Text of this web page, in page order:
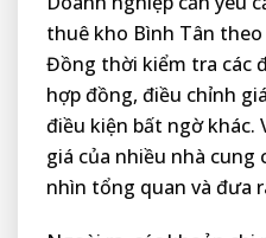
thuê kho Bình Tân
Đồng thời kiểm tra các
hợp đồng, điều chỉnh
điều kiện bất ngờ khác.
giá của nhiều nhà cung
nhìn tổng quan và đưa